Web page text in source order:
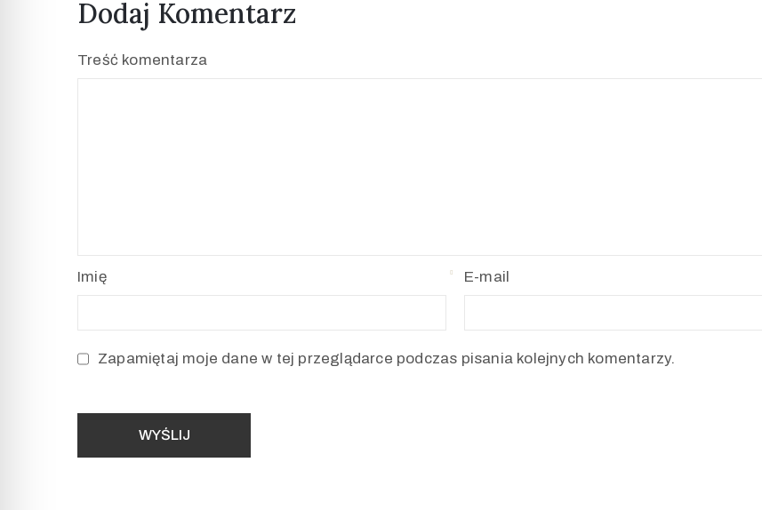
Dodaj Komentarz
Treść komentarza
Imię E-mail
Zapamiętaj moje dane w tej przeglądarce podczas pisania kolejnych komentarzy.